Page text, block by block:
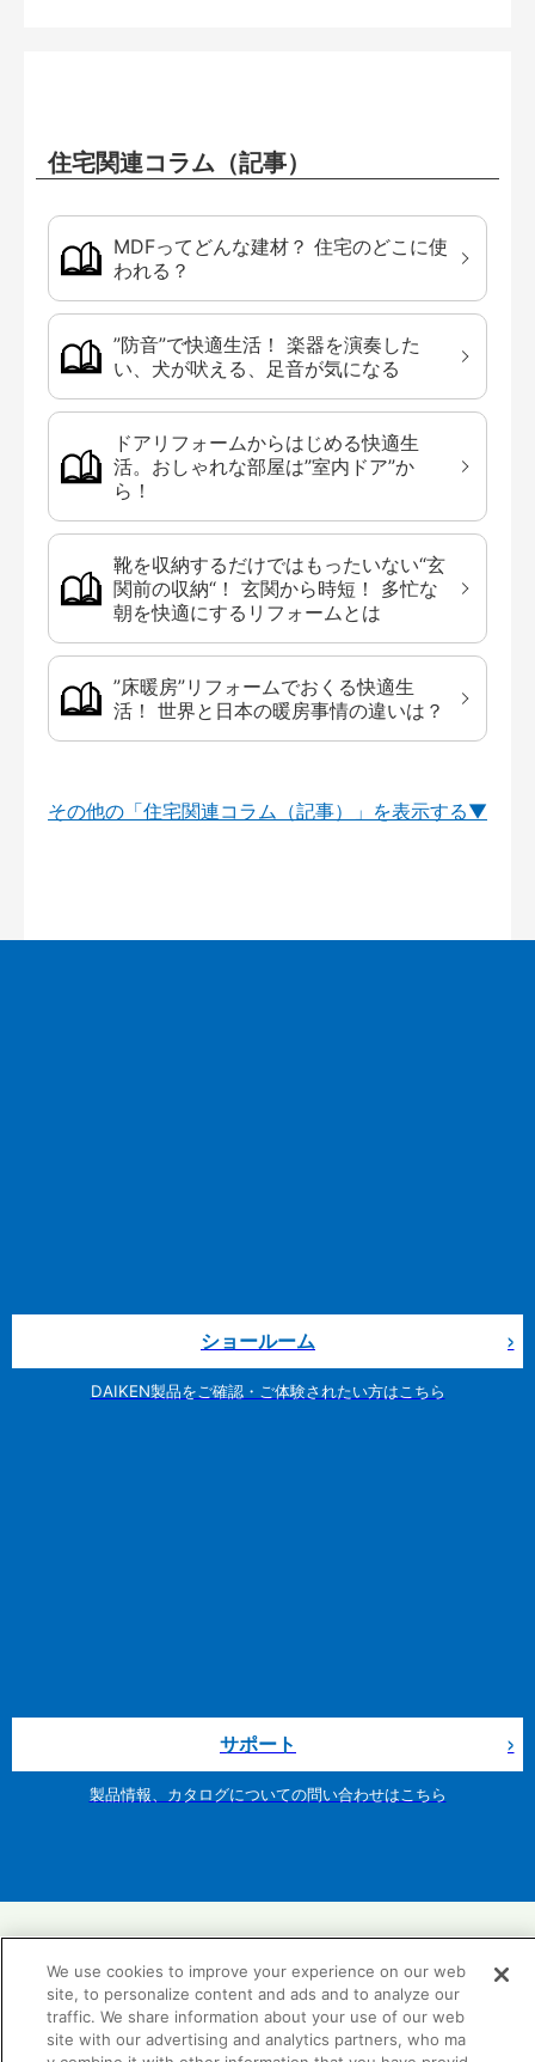
住宅関連コラム（記事）
MDFってどんな建材？ 住宅のどこに使
われる？
”防音”で快適生活！ 楽器を演奏した
い、犬が吠える、足音が気になる
ドアリフォームからはじめる快適生
活。おしゃれな部屋は”室内ドア”か
ら！
靴を収納するだけではもったいない“玄
関前の収納“！ 玄関から時短！ 多忙な
朝を快適にするリフォームとは
”床暖房”リフォームでおくる快適生
活！ 世界と日本の暖房事情の違いは？
その他の「住宅関連コラム（記事）」を
ショールーム
DAIKEN製品をご確認・ご体験されたい方はこちら
サポート
製品情報、カタログについての問い合わせはこちら
TDYリフォーム情報サイト
We use cookies to improve your experience on our web
site, to personalize content and ads and to analyze our
traffic. We share information about your use of our web
site with our advertising and analytics partners, who ma